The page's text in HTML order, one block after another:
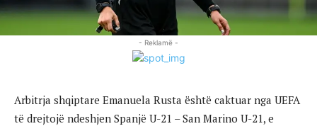
- Reklamë -
Arbitrja shqiptare Emanuela Rusta është caktuar nga UEFA
të drejtojë ndeshjen Spanjë U-21 – San Marino U-21, e